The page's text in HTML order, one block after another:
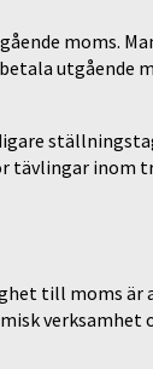
moms.
utgående
tävlingar inom
till moms är